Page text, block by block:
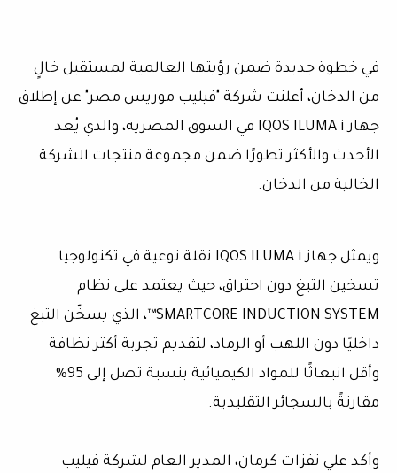
في خطوة جديدة ضمن رؤيتها العالمية لمستقبل خالٍ
من الدخان، أعلنت شركة "فيليب موريس مصر" عن إطلاق
جهاز IQOS ILUMA i في السوق المصرية، والذي يُعد
الأحدث والأكثر تطورًا ضمن مجموعة منتجات الشركة
الخالية من الدخان.
ويمثل جهاز IQOS ILUMA i نقلة نوعية في تكنولوجيا
تسخين التبغ دون احتراق، حيث يعتمد على نظام
SMARTCORE INDUCTION SYSTEM™، الذي يسخّن التبغ
داخليًا دون اللهب أو الرماد، لتقديم تجربة أكثر نظافة
وأقل انبعاثًا للمواد الكيميائية بنسبة تصل إلى 95%
مقارنةً بالسجائر التقليدية.
وأكد علي نفزات كرمان، المدير العام لشركة فيليب